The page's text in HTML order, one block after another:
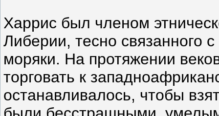
Харрис был членом
Либерии, тесно связанного
моряки. На протяжении
торговать к
останавливалось, чтобы